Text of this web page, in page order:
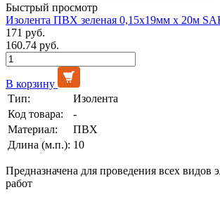
Быстрый просмотр
Изолента ПВХ зеленая 0,15х19мм х 20м
171 руб.
160.74 руб.
В корзину
Тип:
Изолента
Код товара:
-
Материал:
ПВХ
Длина (м.п.): 10
Предназначена для проведения всех видов
работ